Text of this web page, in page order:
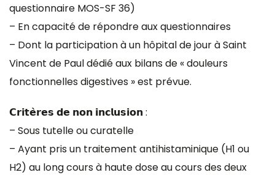
questionnaire MOS-SF 36)
– En capacité de répondre aux questionnaires
– Dont la participation à un hôpital de jour à Saint
Vincent de Paul dédié aux bilans de « douleurs
fonctionnelles digestives » est prévue.
𝗖𝗿𝗶𝘁𝗲̀𝗿𝗲𝘀 𝗱𝗲 𝗻𝗼𝗻 𝗶𝗻𝗰𝗹𝘂𝘀𝗶𝗼𝗻 :
– Sous tutelle ou curatelle
– Ayant pris un traitement antihistaminique (H1 ou
H2) au long cours à haute dose au cours des deux